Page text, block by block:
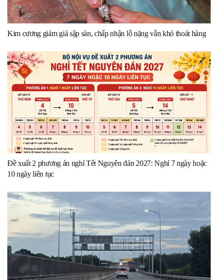
Kim cương giảm giá sập sàn, chấp nhận lỗ nặng vẫn khó thoát hàng
Đề xuất 2 phương án nghỉ Tết Nguyên đán 2027: Nghỉ 7 ngày hoặc
10 ngày liên tục